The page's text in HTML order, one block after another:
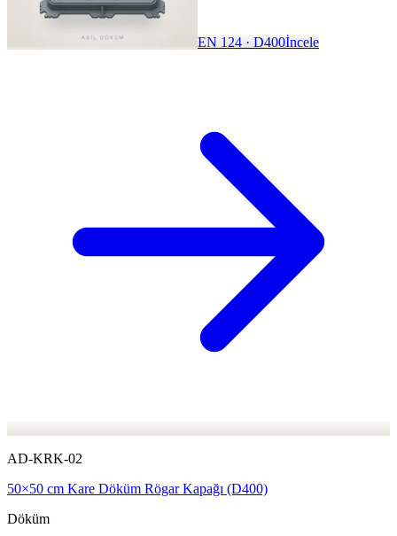
EN 124 · D400İncele
AD-KRK-02
50×50 cm Kare Döküm Rögar Kapağı (D400)
Döküm